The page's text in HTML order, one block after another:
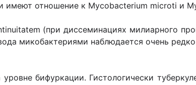
имеют отношение к Mycobacterium microti и
(при диссеминациях милиарного
микобактериями наблюдается очень
бифуркации. Гистологически